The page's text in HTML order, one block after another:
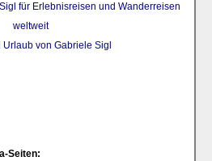
für Erlebnisreisen und Wanderreisen
weltweit
Urlaub von Gabriele Sigl
Seiten: